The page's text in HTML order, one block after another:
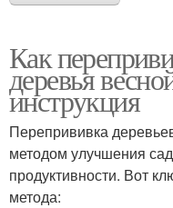
Как
деревья
инструкция
Перепрививка
методом улучшения
продуктивности. Вот
метода: